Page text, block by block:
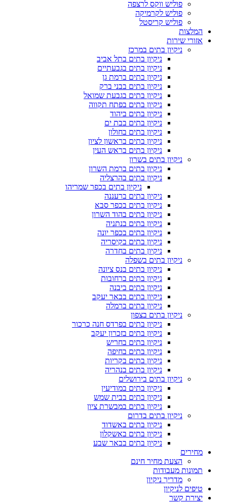
פוליש ווקס לרצפה
פוליש לקרמיקה
פוליש קריסטל
המלצות
אזורי שירות
ניקיון בתים במרכז
ניקיון בתים בתל אביב
ניקיון בתים בגבעתיים
ניקיון בתים ברמת גן
ניקיון בתים בבני ברק
ניקיון בתים בגבעת שמואל
ניקיון בתים בפתח תקווה
ניקיון בתים ביהוד
ניקיון בתים בבת ים
ניקיון בתים בחולון
ניקיון בתים בראשון לציון
ניקיון בתים בראש העין
ניקיון בתים בשרון
ניקיון בתים ברמת השרון
ניקיון בתים בהרצליה
ניקיון בתים בכפר שמריהו
ניקיון בתים ברעננה
ניקיון בתים בכפר סבא
ניקיון בתים בהוד השרון
ניקיון בתים בנתניה
ניקיון בתים בכפר יונה
ניקיון בתים בקיסריה
ניקיון בתים בחדרה
ניקיון בתים בשפלה
ניקיון בתים בנס ציונה
ניקיון בתים ברחובות
ניקיון בתים ביבנה
ניקיון בתים בבאר יעקב
ניקיון בתים ברמלה
ניקיון בתים בצפון
ניקיון בתים בפרדס חנה כרכור
ניקיון בתים בזכרון יעקב
ניקיון בתים בחריש
ניקיון בתים בחיפה
ניקיון בתים בקריות
ניקיון בתים בנהריה
ניקיון בתים בירושלים
ניקיון בתים במודיעין
ניקיון בתים בבית שמש
ניקיון בתים במבשרת ציון
ניקיון בתים בדרום
ניקיון בתים באשדוד
ניקיון בתים באשקלון
ניקיון בתים בבאר שבע
מחירים
הצעת מחיר חינם
תמונות מעבודות
מדריך ניקיון
טיפים לניקיון
יצירת קשר